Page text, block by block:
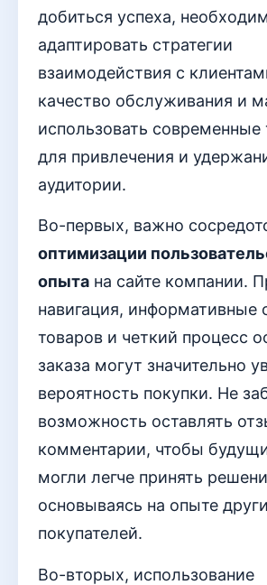
добиться успеха,
адаптировать стратегии
взаимодействия с
качество обслуживания и
использовать современные
для привлечения и
аудитории.
Во-первых, важно
оптимизации
опыта на сайте компании.
навигация, информативные
товаров и четкий процесс
заказа могут значительно
вероятность покупки. Не
возможность оставлять
комментарии, чтобы
могли легче принять
основываясь на опыте
покупателей.
Во-вторых, использование